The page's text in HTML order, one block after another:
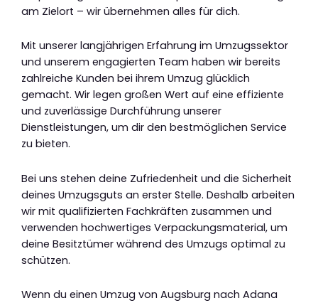
am Zielort – wir übernehmen alles für dich.
Mit unserer langjährigen Erfahrung im Umzugssektor
und unserem engagierten Team haben wir bereits
zahlreiche Kunden bei ihrem Umzug glücklich
gemacht. Wir legen großen Wert auf eine effiziente
und zuverlässige Durchführung unserer
Dienstleistungen, um dir den bestmöglichen Service
zu bieten.
Bei uns stehen deine Zufriedenheit und die Sicherheit
deines Umzugsguts an erster Stelle. Deshalb arbeiten
wir mit qualifizierten Fachkräften zusammen und
verwenden hochwertiges Verpackungsmaterial, um
deine Besitztümer während des Umzugs optimal zu
schützen.
Wenn du einen Umzug von Augsburg nach Adana